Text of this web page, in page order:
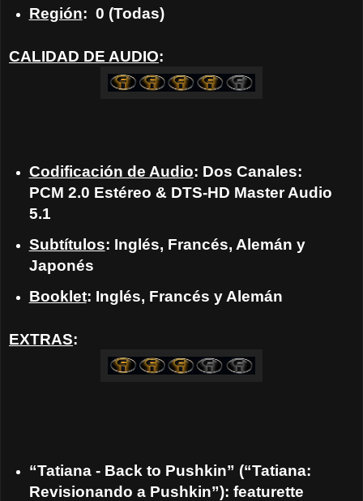
Región: 0 (Todas)
CALIDAD DE AUDIO:
Codificación de Audio: Dos Canales:
PCM 2.0 Estéreo & DTS-HD Master Audio
5.1
Subtítulos: Inglés, Francés, Alemán y
Japonés
Booklet: Inglés, Francés y Alemán
EXTRAS:
“Tatiana - Back to Pushkin” (“Tatiana:
Revisionando a Pushkin”): featurette